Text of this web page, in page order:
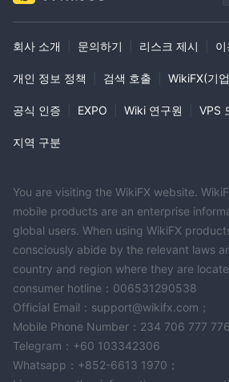
회사 소개 문의하기 리스크 제시
개인 정보 정책 검색 호출 WikiFX(기
공식 인증 EXPO Wiki 연구원 VPS
지역 구분
You are visiting the WikiFX website.
mobile products are an enterprise
global users. When using WikiFX
consciously abide by the relevant laws
country and region where they are
consumer hotline：006531290538
Official Email：support@wikifx.com；
Mobile Phone Number：234 706 777
Telegram：+60 103342306
Whatsapp：+852-6613 1970；